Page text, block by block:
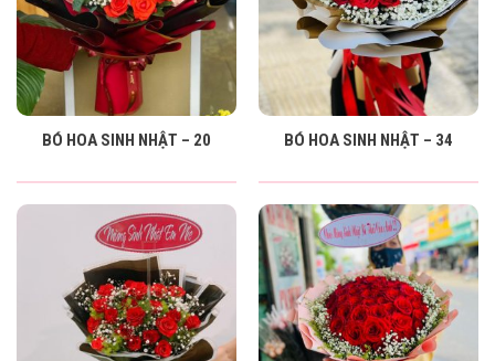
BÓ HOA SINH NHẬT – 20 BÓ HOA SINH NHẬT – 34